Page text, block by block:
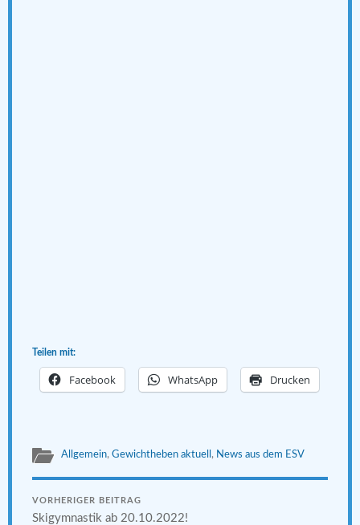
Teilen mit:
Facebook WhatsApp Drucken
Allgemein, Gewichtheben aktuell , News aus dem ESV
VORHERIGER BEITRAG
Skigymnastik ab 20.10.2022!